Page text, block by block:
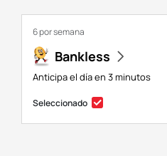
6 por semana
Bankless
Anticipa el día en 3 minutos
Seleccionado